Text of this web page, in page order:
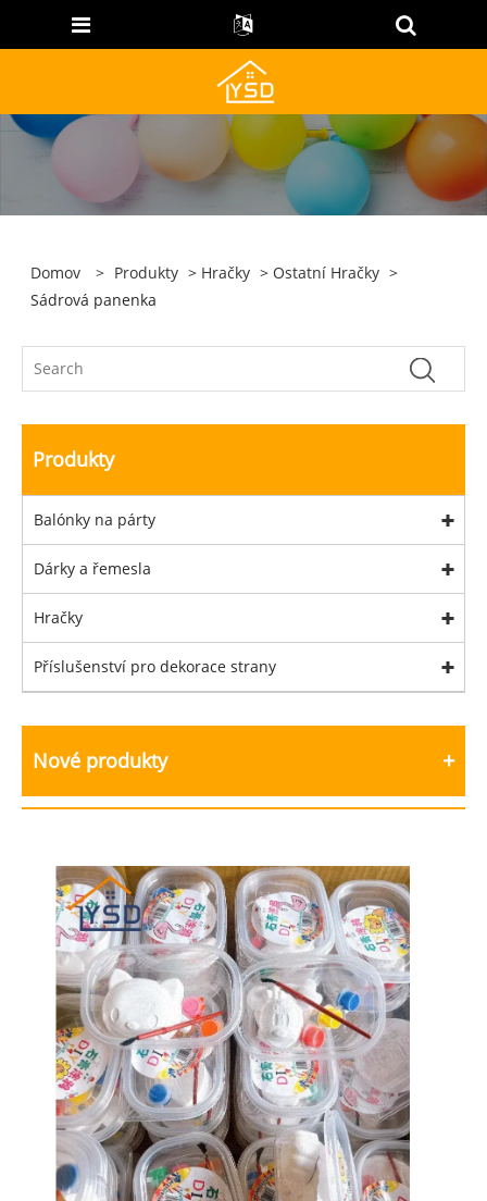
Domov > Produkty > Hračky > Ostatní Hračky >
Sádrová panenka
Produkty
Balónky na párty
Dárky a řemesla
Hračky
Příslušenství pro dekorace strany
Nové produkty